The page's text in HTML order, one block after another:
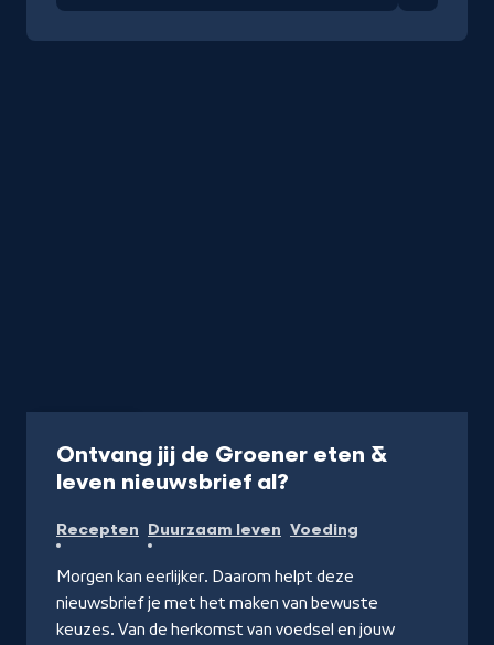
Ontvang jij de Groener eten &
leven nieuwsbrief al?
je
in
Recepten Duurzaam leven Voeding
Morgen kan eerlijker. Daarom helpt deze
nieuwsbrief je met het maken van bewuste
keuzes. Van de herkomst van voedsel en jouw